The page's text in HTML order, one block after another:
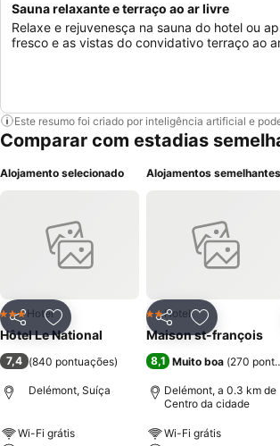
Sauna relaxante e terraço ao ar livre
Relaxe e rejuvenesça na sauna do hotel ou
fresco e as vistas do convidativo terraço ao
Este resumo foi criado por inteligência artificial e
Comparar com estadias
Alojamento selecionado
PartilharAdicionar aos favoritos
3 Estrelas
Hotel
Hôtel Le National
7,4 (840 pontuações)
Delémont, Suíça
Wi-Fi grátis
Alojamentos semelhantes
PartilharAdicionar
2 Estrelas
Hotel
Maison st-françois
8,1 Muito boa (270
Delémont, a 0.3 km de
Centro da cidade
Wi-Fi grátis